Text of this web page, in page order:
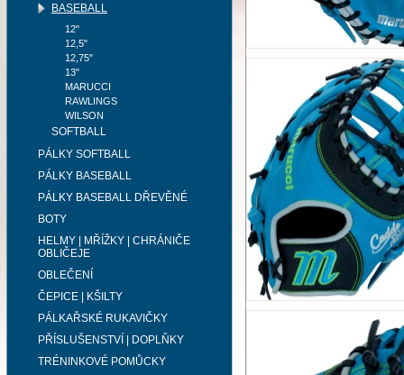
BASEBALL
12"
12,5"
12,75"
13"
MARUCCI
RAWLINGS
WILSON
SOFTBALL
PÁLKY SOFTBALL
PÁLKY BASEBALL
PÁLKY BASEBALL DŘEVĚNÉ
BOTY
HELMY | MŘÍŽKY | CHRÁNIČE
OBLIČEJE
OBLEČENÍ
ČEPICE | KŠILTY
PÁLKAŘSKÉ RUKAVIČKY
PŘÍSLUŠENSTVÍ | DOPLŇKY
TRÉNINKOVÉ POMŮCKY